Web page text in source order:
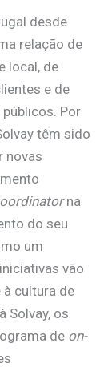
desde
relação de
local, de
e de
Por
têm sido
novas
na
do seu
um
vão
cultura de
Solvay, os
de on-